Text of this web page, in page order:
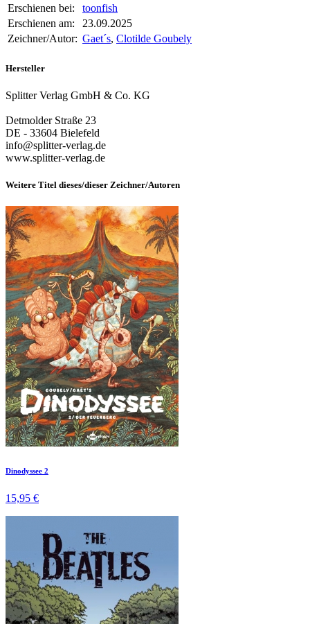
Erschienen bei:
toonfish
Erschienen am:
23.09.2025
Zeichner/Autor: Gaet´s, Clotilde Goubely
Hersteller
Splitter Verlag GmbH & Co. KG
Detmolder Straße 23
DE - 33604 Bielefeld
info@splitter-verlag.de
www.splitter-verlag.de
Weitere Titel dieses/dieser Zeichner/Autoren
Dinodyssee 2
15,95 €